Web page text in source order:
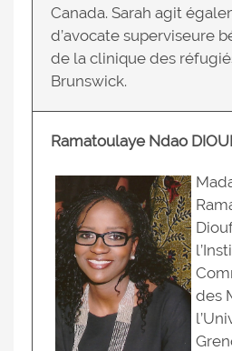
Canada. Sarah agit
d’avocate superviseure
de la clinique des
Brunswick.
Ramatoulaye Ndao
des